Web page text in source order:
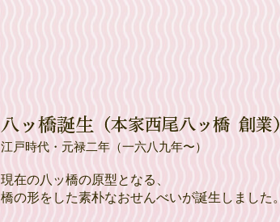
江戸時代・元禄二年（一六八九年〜）
現在の八ッ橋の原型となる、
橋の形をした素朴なおせんべいが誕生しました。